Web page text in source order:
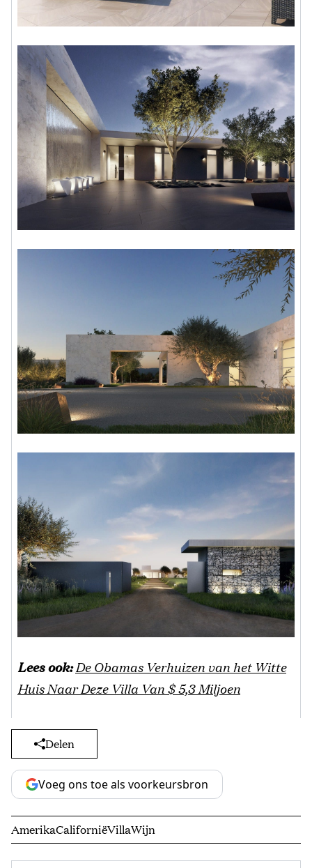
Lees ook:De Obamas Verhuizen van het Witte
Huis Naar Deze Villa Van $ 5,3 Miljoen
Delen
Voeg ons toe als voorkeursbron
AmerikaCaliforniëVillaWijn